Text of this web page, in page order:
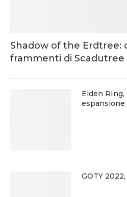
Shadow of the Erdtree:
frammenti di Scadutree
Elden
espansione
GOTY